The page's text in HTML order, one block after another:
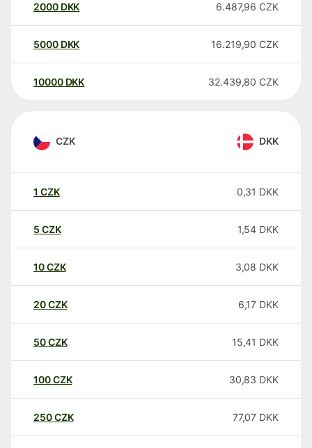
2000 DKK 6.487,96 CZK
5000 DKK 16.219,90 CZK
10000 DKK 32.439,80 CZK
CZK DKK
1 CZK 0,31 DKK
5 CZK 1,54 DKK
10CZK 3,08 DKK
20CZK 6,17 DKK
50CZK 15,41 DKK
100CZK 30,83 DKK
250CZK 77,07 DKK